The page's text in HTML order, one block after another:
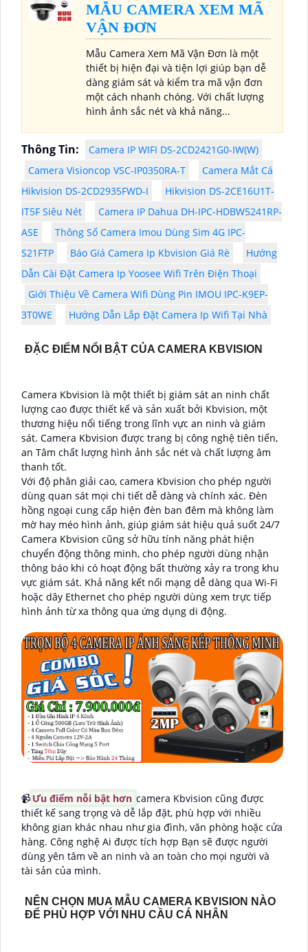
MẪU CAMERA XEM MÃ
VẬN ĐƠN
Mẫu Camera Xem Mã Vận Đơn là một
thiết bị hiện đại và tiện lợi giúp bạn dễ
dàng giám sát và kiểm tra mã vận đơn
một cách nhanh chóng. Với chất lượng
hình ảnh sắc nét và khả năng...
Thông Tin:
Camera IP WIFI DS-2CD2421G0-IW(W)
Camera Visioncop VSC-IP0350RA-T
Camera Mắt Cá
Hikvision DS-2CD2935FWD-I
Hikvision DS-2CE16U1T-
IT5F Siêu Nét
Camera IP Dahua DH-IPC-HDBW5241RP-
ASE
Thông Số Camera Imou Dùng Sim 4G IPC-
S21FTP
Báo Giá Camera Ip Kbvision Giá Rè
Hướng
Dẫn Cài Đặt Camera Ip Yoosee Wifi Trên Điện Thoại
Giới Thiệu Về Camera Wifi Dùng Pin IMOU IPC-K9EP-
3T0WE
Hướng Dẫn Lắp Đặt Camera Ip Wifi Tại Nhà
ĐẶC ĐIỂM NỔI BẬT CỦA CAMERA KBVISION
Camera Kbvision là một thiết bị giám sát an ninh chất
lượng cao được thiết kế và sản xuất bởi Kbvision, một
thương hiệu nổi tiếng trong lĩnh vực an ninh và giám
sát. Camera Kbvision được trang bị công nghệ tiên tiến,
an Tâm chất lượng hình ảnh sắc nét và chất lượng âm
thanh tốt.
Với độ phân giải cao, camera Kbvision cho phép người
dùng quan sát mọi chi tiết dễ dàng và chính xác. Đèn
hồng ngoại cung cấp hiện đèn ban đêm mà không làm
mờ hay méo hình ảnh, giúp giám sát hiệu quả suốt 24/7
Camera Kbvision cũng sở hữu tính năng phát hiện
chuyển động thông minh, cho phép người dùng nhận
thông báo khi có hoạt động bất thường xảy ra trong khu
vực giám sát. Khả năng kết nối mạng dễ dàng qua Wi-Fi
hoặc dây Ethernet cho phép người dùng xem trực tiếp
hình ảnh từ xa thông qua ứng dụng di động.
📹 Ưu điểm nỗi bật hơn camera Kbvision cũng được
thiết kế sang trọng và dễ lắp đặt, phù hợp với nhiều
không gian khác nhau như gia đình, văn phòng hoặc cửa
hàng. Công nghệ Ai được tích hợp Bạn sẽ được người
dùng yên tâm về an ninh và an toàn cho mọi người và
tài sản của mình.
NÊN CHỌN MUA MẪU CAMERA KBVISION NÀO
ĐỂ PHÙ HỢP VỚI NHU CẦU CÁ NHÂN